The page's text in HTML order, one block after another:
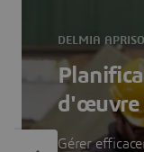
DELMIA APRISO
d'œuvre
Gérer